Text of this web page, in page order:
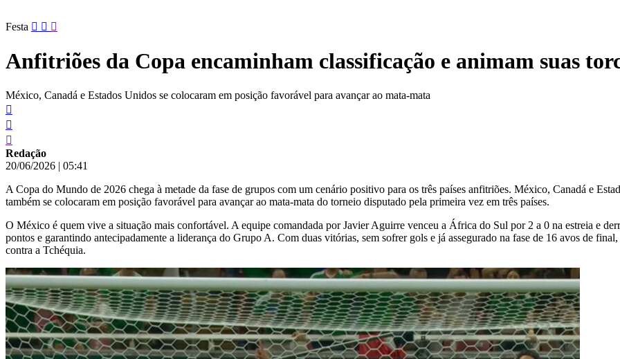
Pular
conteúdo
Festa
Anfitriões da Copa encaminham classificação e animam suas
México, Canadá e Estados Unidos se colocaram em posição favorável para avançar ao mata-mata
Redação
20/06/2026 | 05:41
A Copa do Mundo de 2026 chega à metade da fase de grupos com um cenário positivo para os três países anfitriões. México, Canadá e
também se colocaram em posição favorável para avançar ao mata-mata do torneio disputado pela primeira vez em três países.
O México é quem vive a situação mais confortável. A equipe comandada por Javier Aguirre venceu a África do Sul por 2 a 0 na estreia e
pontos e garantindo antecipadamente a liderança do Grupo A. Com duas vitórias, sem sofrer gols e já assegurado na fase de 16 avos de
contra a Tchéquia.